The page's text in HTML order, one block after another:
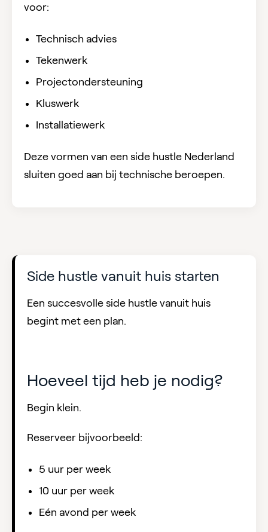
voor:
Technisch advies
Tekenwerk
Projectondersteuning
Kluswerk
Installatiewerk
Deze vormen van een side hustle Nederland
sluiten goed aan bij technische beroepen.
Side hustle vanuit huis starten
Een succesvolle side hustle vanuit huis
begint met een plan.
Hoeveel tijd heb je nodig?
Begin klein.
Reserveer bijvoorbeeld:
5 uur per week
10 uur per week
Eén avond per week